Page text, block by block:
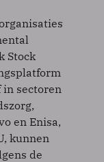
Stock
in sectoren
en Enisa,
kunnen
de